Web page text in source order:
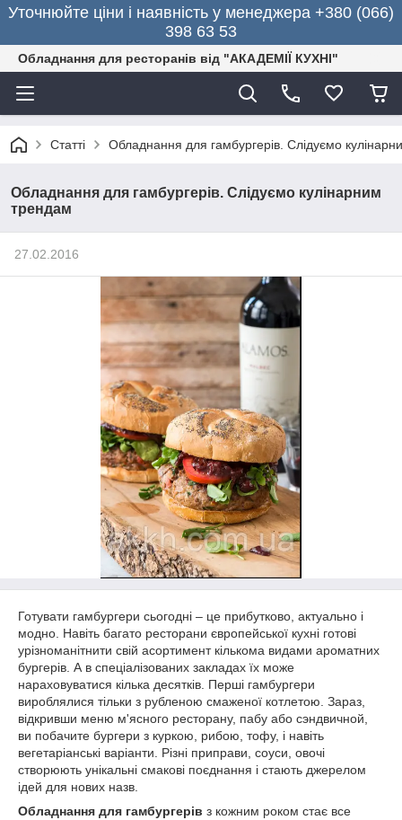
Уточнюйте ціни і наявність у менеджера +380 (066)
398 63 53
Обладнання для ресторанів від "АКАДЕМІЇ КУХНІ"
Статті Обладнання для гамбургерів. Слідуємо
Обладнання для гамбургерів. Слідуємо кулінарним
трендам
27.02.2016
Готувати гамбургери сьогодні – це прибутково, актуально і
модно. Навіть багато ресторани європейської кухні готові
урізноманітнити свій асортимент кількома видами ароматних
бургерів. А в спеціалізованих закладах їх може
нараховуватися кілька десятків. Перші гамбургери
вироблялися тільки з рубленою смаженої котлетою. Зараз,
відкривши меню м'ясного ресторану, пабу або сэндвичной,
ви побачите бургери з куркою, рибою, тофу, і навіть
вегетаріанські варіанти. Різні приправи, соуси, овочі
створюють унікальні смакові поєднання і стають джерелом
ідей для нових назв.
Обладнання для гамбургерів з кожним роком стає все